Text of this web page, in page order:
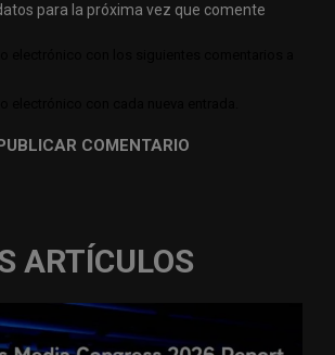
para la próxima vez que comente
ARTÍCULOS